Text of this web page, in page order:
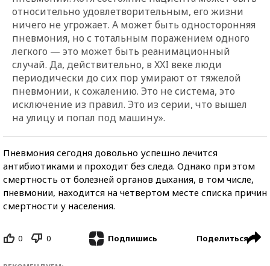
относительно удовлетворительным, его жизни
ничего не угрожает. А может быть односторонняя
пневмония, но с тотальным поражением одного
легкого — это может быть реанимационный
случай. Да, действительно, в XXI веке люди
периодически до сих пор умирают от тяжелой
пневмонии, к сожалению. Это не система, это
исключение из правил. Это из серии, что вышел
на улицу и попал под машину».
Пневмония сегодня довольно успешно лечится
антибиотиками и проходит без следа. Однако при этом
смертность от болезней органов дыхания, в том числе,
пневмонии, находится на четвертом месте списка причин
смертности у населения.
0 0 Подпишись Поделиться